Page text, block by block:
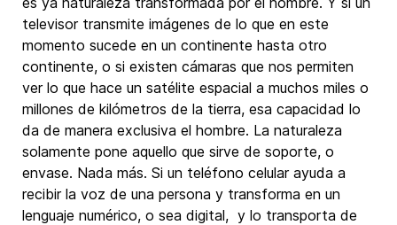
televisor transmite imágenes de lo que en este
momento sucede en un continente hasta otro
continente, o si existen cámaras que nos permiten
ver lo que hace un satélite espacial a muchos miles o
millones de kilómetros de la tierra, esa capacidad lo
da de manera exclusiva el hombre. La naturaleza
solamente pone aquello que sirve de soporte, o
envase. Nada más. Si un teléfono celular ayuda a
recibir la voz de una persona y transforma en un
lenguaje numérico, o sea digital, y lo transporta de